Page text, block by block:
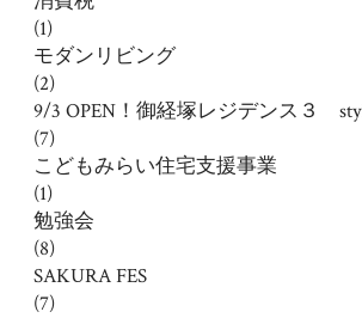
(1)
モダンリビング
(2)
9/3 OPEN！御経塚レジデンス３
(7)
こどもみらい住宅支援事業
(1)
勉強会
(8)
SAKURA FES
(7)